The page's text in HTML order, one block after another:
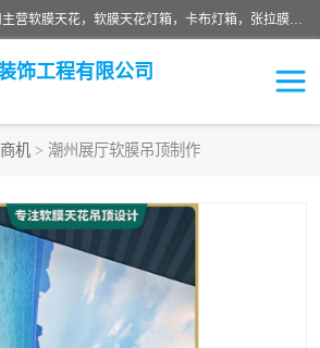
佛山朗鑫装饰工程有限公司主营软膜天花，软膜天花灯箱，卡布灯箱，张拉膜等产品，价格实惠，支持定制；公司专业装饰铺面，家居，会展特装，软膜等工程，技能精良人员，安装快、价格合理，质量保证、热诚与各方有识人士合作，欢迎新老客户来电咨询。
饰工程有限公司
机 > 潮州展厅软膜吊顶制作